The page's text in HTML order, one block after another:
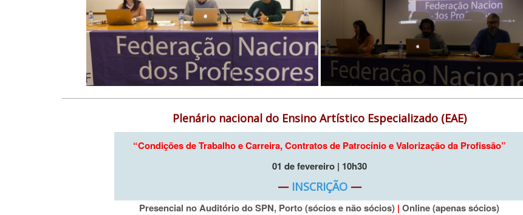
Plenário nacional do Ensino Artístico Especializado (EAE)
“Condições de Trabalho e Carreira, Contratos de Patrocínio e Valorização da Profissão”
01 de fevereiro | 10h30
— INSCRIÇÃO —
Presencial no Auditório do SPN, Porto (sócios e não sócios) | Online (apenas sócios)